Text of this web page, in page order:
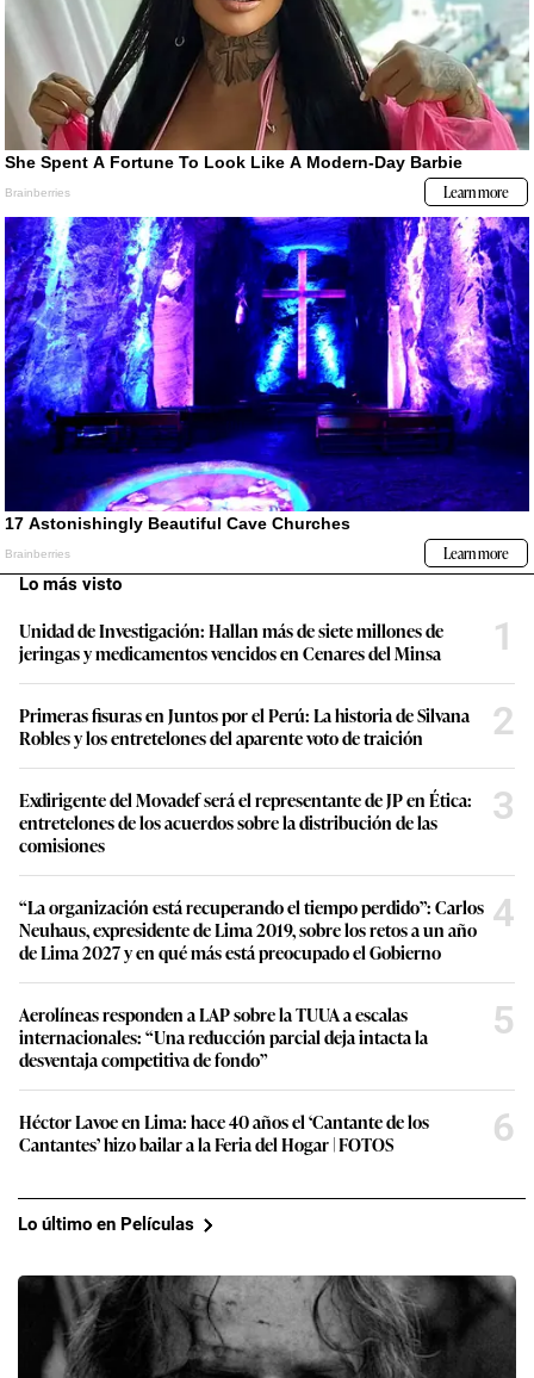
Lo más visto
Unidad de Investigación: Hallan más de siete millones de
jeringas y medicamentos vencidos en Cenares del Minsa
1
Primeras fisuras en Juntos por el Perú: La historia de Silvana
Robles y los entretelones del aparente voto de traición
2
Exdirigente del Movadef será el representante de JP en Ética:
entretelones de los acuerdos sobre la distribución de las
comisiones
3
“La organización está recuperando el tiempo perdido”: Carlos
Neuhaus, expresidente de Lima 2019, sobre los retos a un año
de Lima 2027 y en qué más está preocupado el Gobierno
4
Aerolíneas responden a LAP sobre la TUUA a escalas
internacionales: “Una reducción parcial deja intacta la
desventaja competitiva de fondo”
5
Héctor Lavoe en Lima: hace 40 años el ‘Cantante de los
Cantantes’ hizo bailar a la Feria del Hogar | FOTOS
6
Lo último en Películas